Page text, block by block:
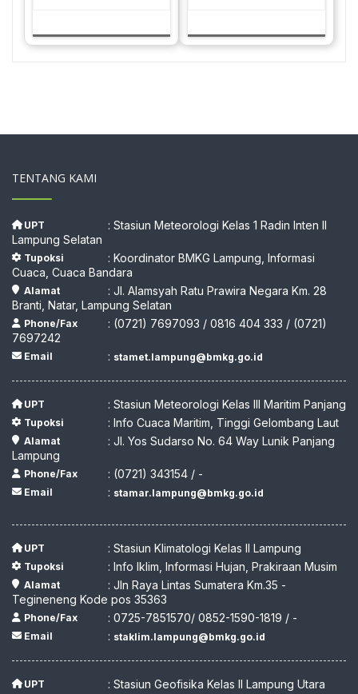
TENTANG KAMI
UPT
: Stasiun Meteorologi Kelas 1 Radin Inten II
Lampung Selatan
Tupoksi
: Koordinator BMKG Lampung, Informasi
Cuaca, Cuaca Bandara
Alamat
: Jl. Alamsyah Ratu Prawira Negara Km. 28
Branti, Natar, Lampung Selatan
Phone/Fax
: (0721) 7697093 / 0816 404 333 / (0721)
7697242
Email : stamet.lampung@bmkg.go.id
UPT : Stasiun Meteorologi Kelas III Maritim Panjang
Tupoksi : Info Cuaca Maritim, Tinggi Gelombang Laut
Alamat
: Jl. Yos Sudarso No. 64 Way Lunik Panjang
Lampung
Phone/Fax : (0721) 343154 / -
Email : stamar.lampung@bmkg.go.id
UPT : Stasiun Klimatologi Kelas II Lampung
Tupoksi : Info Iklim, Informasi Hujan, Prakiraan Musim
Alamat
: Jln Raya Lintas Sumatera Km.35 -
Tegineneng Kode pos 35363
Phone/Fax : 0725-7851570/ 0852-1590-1819 / -
Email : staklim.lampung@bmkg.go.id
UPT : Stasiun Geofisika Kelas II Lampung Utara